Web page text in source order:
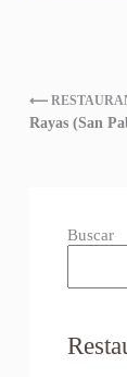
⟵
Rayas (San
Buscar